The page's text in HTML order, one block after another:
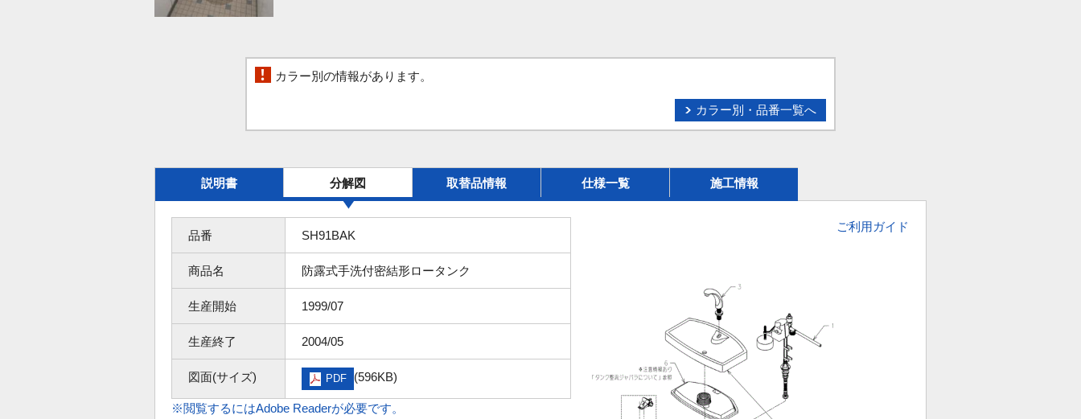
カラー別の情報があります。
カラー別・品番一覧へ
説明書 分解図 取替品情報 仕様一覧 施工情報
品番 SH91BAK
商品名 防露式手洗付密結形ロータンク
生産開始 1999/07
生産終了 2004/05
図面(サイズ) PDF (596KB)
※閲覧するにはAdobe Readerが必要です。
ご利用ガイド